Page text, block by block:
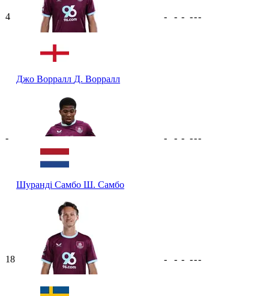
4
Джо Ворралл Д. Ворралл
- - - ---
-
Шуранді Самбо Ш. Самбо
- - - ---
18 - - - ---